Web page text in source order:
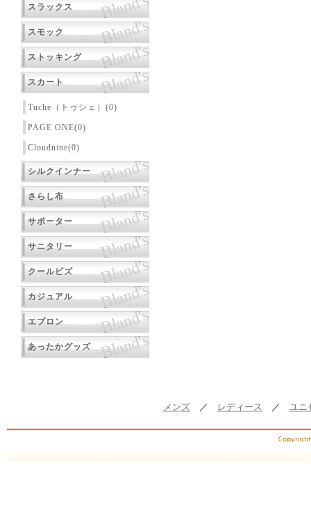
スラックス
スモック
ストッキング
スカート
Tuche（トゥシェ）(0)
PAGE ONE(0)
Cloudnine(0)
シルクインナー
さらし布
サポーター
サニタリー
クールビズ
カジュアル
エプロン
あったかグッズ
メンズ ／ レディース ／ ユニ